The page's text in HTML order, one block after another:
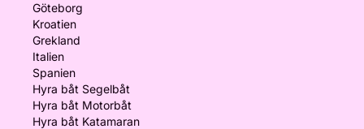
Göteborg
Kroatien
Grekland
Italien
Spanien
Hyra båt Segelbåt
Hyra båt Motorbåt
Hyra båt Katamaran